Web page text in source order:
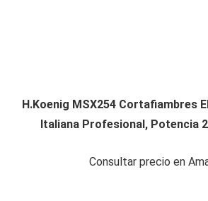
H.Koenig MSX254 Cortafiambres
Italiana Profesional, Potencia
Consultar precio en